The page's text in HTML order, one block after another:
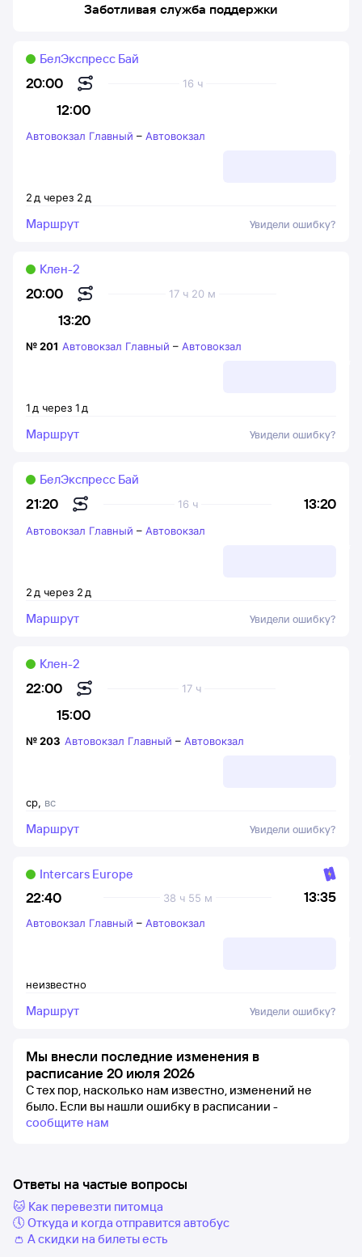
Заботливая служба поддержки
20:00
12:00
16 ч
БелЭкспресс Бай
2 д через 2 д
Автовокзал Главный – Автовокзал
Маршрут Увидели ошибку?
20:00
13:20
17 ч 20 м
Клен-2
1 д через 1 д
№201 Автовокзал Главный – Автовокзал
Маршрут Увидели ошибку?
21:20 13:20
16 ч
БелЭкспресс Бай
2 д через 2 д
Автовокзал Главный – Автовокзал
Маршрут Увидели ошибку?
22:00
15:00
17 ч
Клен-2
ср, вс
№203 Автовокзал Главный – Автовокзал
Маршрут Увидели ошибку?
22:40 13:35
38 ч 55 м
Intercars Europe
неизвестно
Автовокзал Главный – Автовокзал
Маршрут Увидели ошибку?
Мы внесли последние изменения в
расписание 20 июля 2026
С тех пор, насколько нам известно, изменений не
было. Если вы нашли ошибку в расписании -
сообщите нам
Ответы на частые вопросы
🐱 Как перевезти питомца
🕔 Откуда и когда отправится автобус
👛 А скидки на билеты есть